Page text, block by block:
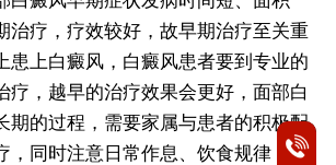
治疗，疗效较好，故早期治疗至关重
患上白癜风，白癜风患者要到专业的
疗，越早的治疗效果会更好，面部白
期的过程，需要家属与患者的积极配
，同时注意日常作息、饮食规律，才